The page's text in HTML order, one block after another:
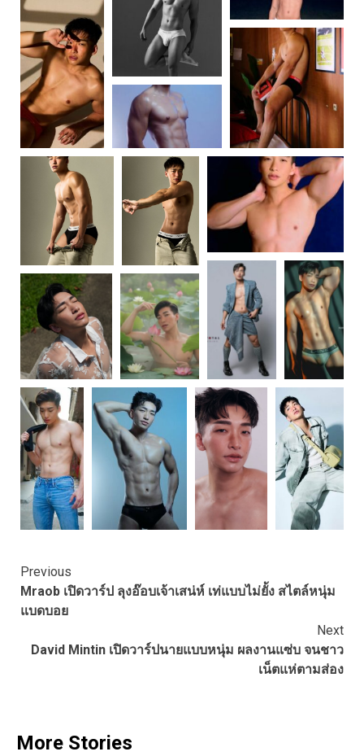
Continue
Reading
Previous
Mraob เปิดวาร์ป ลุงอ๊อบเจ้าเสน่ห์ เท่แบบไม่ยั้ง สไตล์หนุ่ม
แบดบอย
Next
David Mintin เปิดวาร์ปนายแบบหนุ่ม ผลงานแซ่บ จนชาว
เน็ตแห่ตามส่อง
More Stories